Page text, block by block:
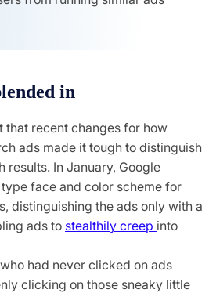
in
that recent changes for how
ads made it tough to distinguish
results. In January, Google
face and color scheme for
distinguishing the ads only with a
ads to stealthily creep into
had never clicked on ads
clicking on those sneaky little